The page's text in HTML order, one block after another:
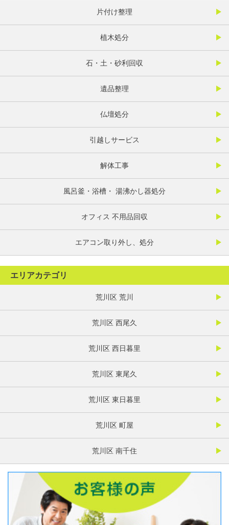
片付け整理
植木処分
石・土・砂利回収
遺品整理
仏壇処分
引越しサービス
解体工事
風呂釜・浴槽・ 湯沸かし器処分
オフィス 不用品回収
エアコン取り外し、処分
エリアカテゴリ
荒川区 荒川
荒川区 西尾久
荒川区 西日暮里
荒川区 東尾久
荒川区 東日暮里
荒川区 町屋
荒川区 南千住